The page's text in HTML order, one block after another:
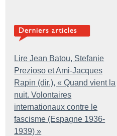
Lire Jean Batou, Stefanie
Prezioso et Ami-Jacques
Rapin (dir.), « Quand vient la
nuit. Volontaires
internationaux contre le
fascisme (Espagne 1936-
1939) »